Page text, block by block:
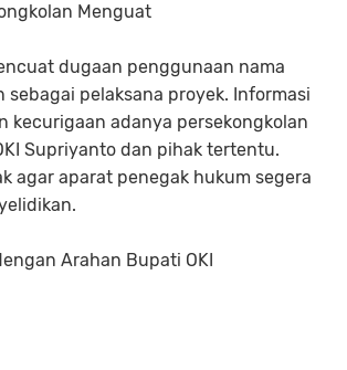
Menguat
dugaan penggunaan nama
sebagai pelaksana proyek. Informasi
kecurigaan adanya persekongkolan
Supriyanto dan pihak tertentu.
agar aparat penegak hukum segera
Arahan Bupati OKI